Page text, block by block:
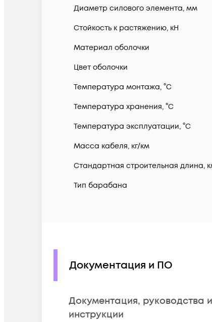
Диаметр силового элемента, мм
Стойкость к растяжению, кН
Материал оболочки
Цвет оболочки
Температура монтажа, °C
Температура хранения, °C
Температура эксплуатации, °C
Масса кабеля, кг/км
Стандартная строительная длина,
Тип барабана
Документация и ПО
Документация, руководства и
инструкции